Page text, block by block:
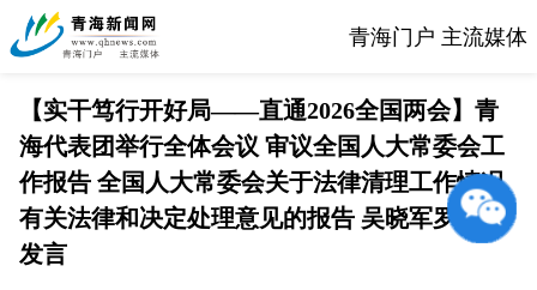
青海门户 主流媒体
【实干笃行开好局——直通2026全国两会】青
海代表团举行全体会议 审议全国人大常委会工
作报告 全国人大常委会关于法律清理工作情况
有关法律和决定处理意见的报告 吴晓军罗东川
发言